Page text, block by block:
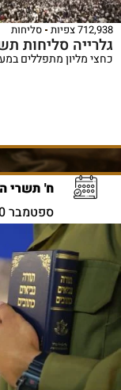
712,938 צפיות סליחות
גלרייה סליחות תשפ"ו
כחצי מליון מתפללים
ח' תשרי
ספטמבר 30, 2025